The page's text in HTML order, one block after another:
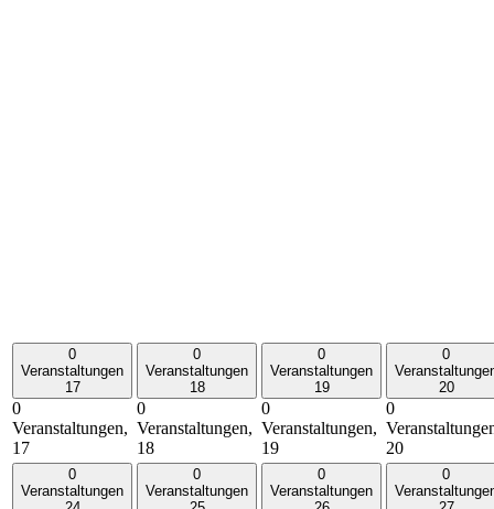
0
Veranstaltungen
17
0
Veranstaltungen,
17
0
Veranstaltungen
18
0
Veranstaltungen,
18
0
Veranstaltungen
19
0
Veranstaltungen,
19
0
20
0
20
0
Veranstaltungen
0
Veranstaltungen
0
Veranstaltungen
0